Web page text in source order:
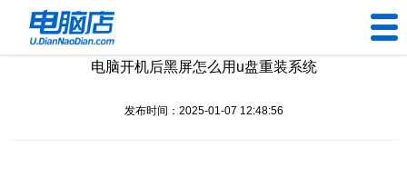
U盘工具
电脑开机后黑屏怎么用u盘重装系统
发布时间：2025-01-07 12:48:56